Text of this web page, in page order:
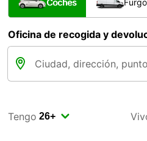
Coches
Oficina de recogida y
Tengo